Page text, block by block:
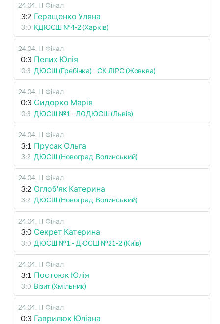
24.04. II Фінал
3:2 Геращенко Уляна
3:0 КДЮСШ №4-2 (Харків)
24.04. II Фінал
0:3 Пелих Юлія
0:3 ДЮСШ (Гребінка) - СК ЛІРС (Жовква)
24.04. II Фінал
0:3 Сидорко Марія
0:3 ДЮСШ №1 - ЛОДЮСШ (Львів)
24.04. II Фінал
3:1 Прусак Ольга
3:2 ДЮСШ (Новоград-Волинський)
24.04. II Фінал
3:2 Оглоб'як Катерина
3:2 ДЮСШ (Новоград-Волинський)
24.04. II Фінал
3:0 Секрет Катерина
3:0 ДЮСШ №1 - ДЮСШ №21-2 (Київ)
24.04. II Фінал
3:1 Постоюк Юлія
3:0 Візит (Хмільник)
24.04. II Фінал
0:3 Гаврилюк Юліана